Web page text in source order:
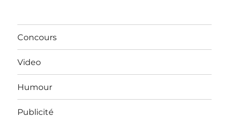
Concours
Video
Humour
Publicité